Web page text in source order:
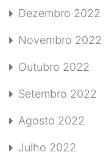
Dezembro 2022
Novembro 2022
Outubro 2022
Setembro 2022
Agosto 2022
Julho 2022